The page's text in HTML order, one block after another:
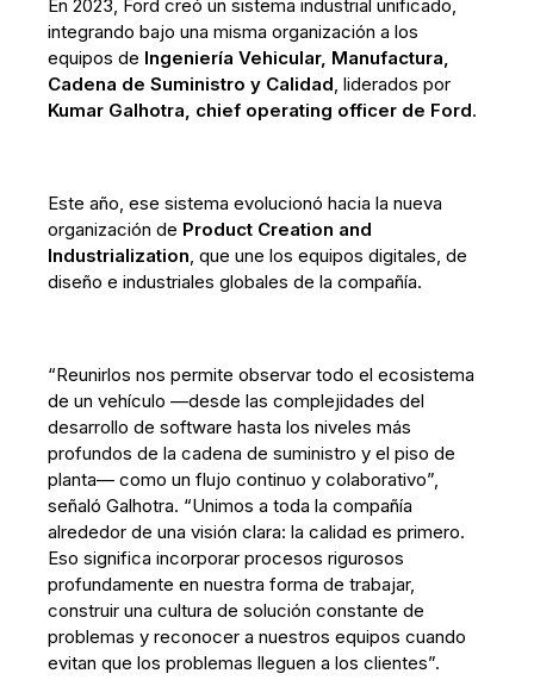
En 2023, Ford creó un sistema industrial unificado,
integrando bajo una misma organización a los
equipos de Ingeniería Vehicular, Manufactura,
Cadena de Suministro y Calidad , liderados por
Kumar Galhotra, chief operating officer de Ford.
Este año, ese sistema evolucionó hacia la nueva
organización de Product Creation and
Industrialization , que une los equipos digitales, de
diseño e industriales globales de la compañía.
“Reunirlos nos permite observar todo el ecosistema
de un vehículo —desde las complejidades del
desarrollo de software hasta los niveles más
profundos de la cadena de suministro y el piso de
planta— como un flujo continuo y colaborativo”,
señaló Galhotra. “Unimos a toda la compañía
alrededor de una visión clara: la calidad es primero.
Eso significa incorporar procesos rigurosos
profundamente en nuestra forma de trabajar,
construir una cultura de solución constante de
problemas y reconocer a nuestros equipos cuando
evitan que los problemas lleguen a los clientes”.